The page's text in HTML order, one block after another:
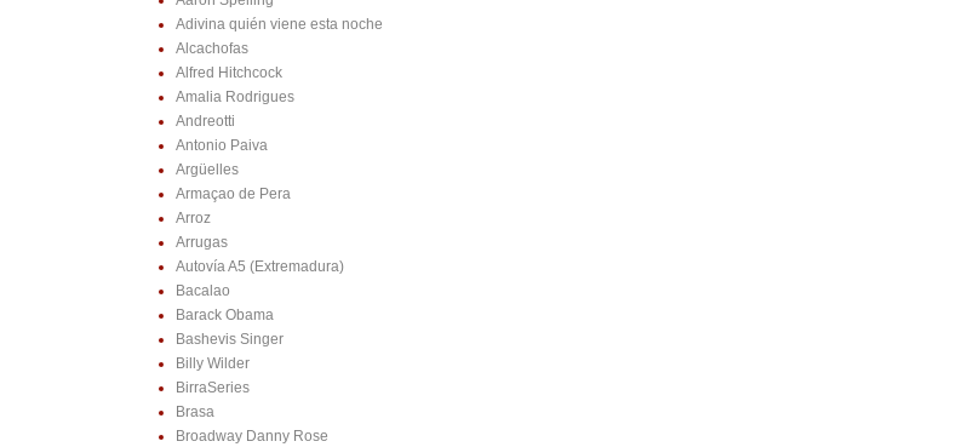
Adivina quién viene esta noche
Alcachofas
Alfred Hitchcock
Amalia Rodrigues
Andreotti
Antonio Paiva
Argüelles
Armaçao de Pera
Arroz
Arrugas
Autovía A5 (Extremadura)
Bacalao
Barack Obama
Bashevis Singer
Billy Wilder
BirraSeries
Brasa
Broadway Danny Rose